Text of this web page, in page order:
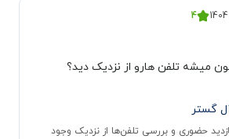
4
میشه تلفن هارو از نزدیک دید؟
گستر
حضوری و بررسی تلفن‌ها از نزدیک وجود